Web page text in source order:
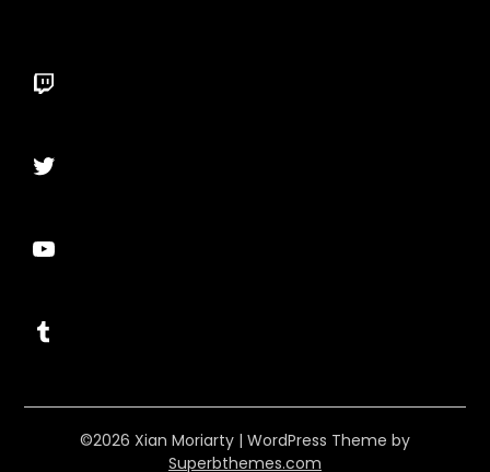
Twitch
Twitter
YouTube
Tumblr
©2026 Xian Moriarty | WordPress Theme by
Superbthemes.com